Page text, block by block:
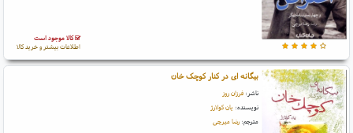
کالا موجود است
اطلاعات بیشتر و خرید کالا
بیگانه ای در کنار کوچک خان
ناشر: فرزان روز
نویسنده: یان کولارژ
مترجم: رضا میرچی